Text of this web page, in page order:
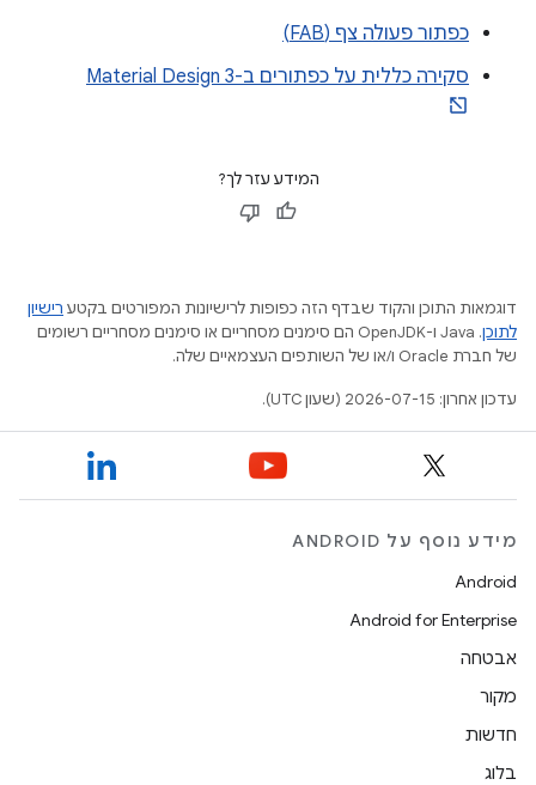
כפתור פעולה צף (FAB)
סקירה כללית על כפתורים ב-Material Design 3
המידע עזר לך?
דוגמאות התוכן והקוד שבדף הזה כפופות לרישיונות המפורטים בקטע רישיון
לתוכן
.‏ Java ו-OpenJDK הם סימנים מסחריים או סימנים מסחריים רשומים
של חברת Oracle ו/או של השותפים העצמאיים שלה.
עדכון אחרון: 2026-07-15 (שעון UTC).
מידע נוסף על ANDROID
Android
Android for Enterprise
אבטחה
מקור
חדשות
בלוג